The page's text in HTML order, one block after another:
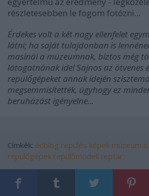
részletesebben le fogom fotózni...
Érdekes volt a két nagy ellenfelet
látni; ha saját tulajdonban is
masinái a múzeumnak, biztos még
látogatnának ide! Sajnos az ötvenes
repülőgépeket annak idején
megsemmisítették, úgyhogy ez
beruházást igényelne...
Címkék: énblog repülés képek múzeum
repülőgépek repülőmodell reptár